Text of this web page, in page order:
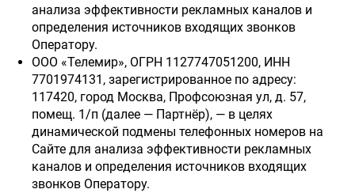
анализа эффективности рекламных каналов и
определения источников входящих звонков
Оператору.
ООО «Телемир», ОГРН 1127747051200, ИНН
7701974131, зарегистрированное по адресу:
117420, город Москва, Профсоюзная ул, д. 57,
помещ. 1/п (далее — Партнёр), — в целях
динамической подмены телефонных номеров на
Сайте для анализа эффективности рекламных
каналов и определения источников входящих
звонков Оператору.